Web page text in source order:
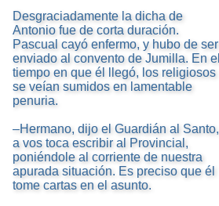
Desgraciadamente la dicha de
Antonio fue de corta duración.
Pascual cayó enfermo, y hubo de ser
enviado al convento de Jumilla. En el
tiempo en que él llegó, los religiosos
se veían sumidos en lamentable
penuria.
–Hermano, dijo el Guardián al Santo,
a vos toca escribir al Provincial,
poniéndole al corriente de nuestra
apurada situación. Es preciso que él
tome cartas en el asunto.